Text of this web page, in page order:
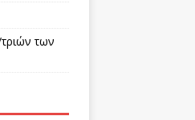
των